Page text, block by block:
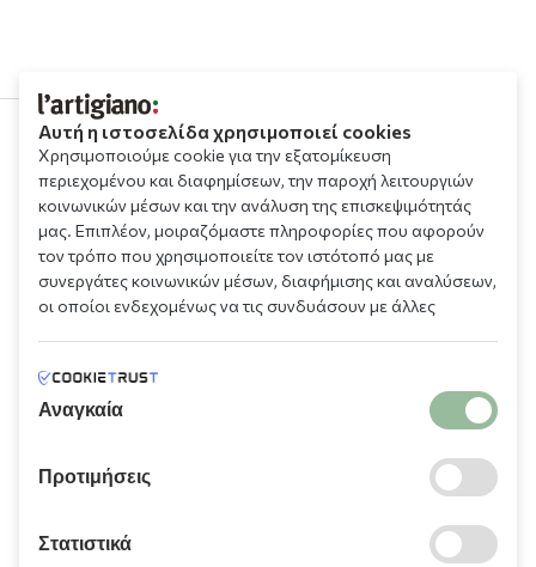
210 9709 100
Χρειάζεστε βοήθεια;
Λογαριασμός
Αυτή η ιστοσελίδα χρησιμοποιεί cookies
Χρησιμοποιούμε cookie για την εξατομίκευση
περιεχομένου και διαφημίσεων, την παροχή λειτουργιών
κοινωνικών μέσων και την ανάλυση της επισκεψιμότητάς
μας. Επιπλέον, μοιραζόμαστε πληροφορίες που αφορούν
τον τρόπο που χρησιμοποιείτε τον ιστότοπό μας με
συνεργάτες κοινωνικών μέσων, διαφήμισης και αναλύσεων,
οι οποίοι ενδεχομένως να τις συνδυάσουν με άλλες
υπηρεσιών τους.
Αναγκαία
Προτιμήσεις
Στατιστικά